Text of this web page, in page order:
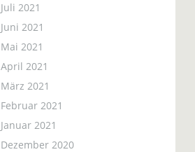
Juli 2021
Juni 2021
Mai 2021
April 2021
März 2021
Februar 2021
Januar 2021
Dezember 2020